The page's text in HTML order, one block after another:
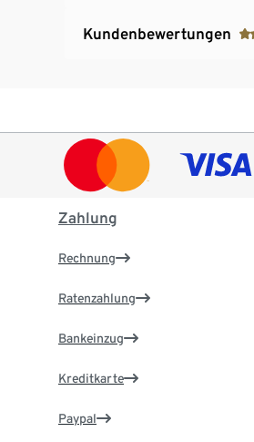
Kundenbewertungen
Zahlung
Rechnung
Ratenzahlung
Bankeinzug
Kreditkarte
Paypal